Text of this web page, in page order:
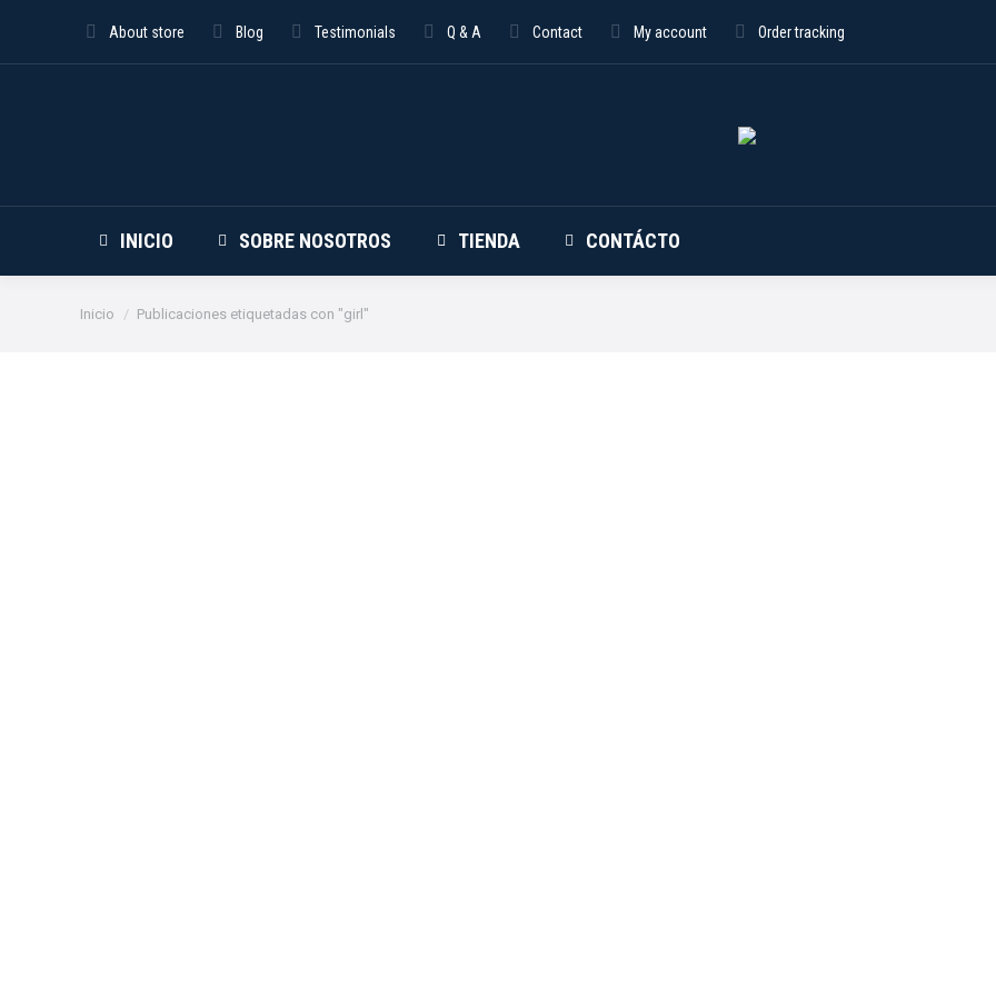
About store Blog Testimonials Q & A Contact My account Order tracking
INICIO SOBRE NOSOTROS TIENDA CONTÁCTO
Estás aquí:
Inicio Publicaciones etiquetadas con "girl"